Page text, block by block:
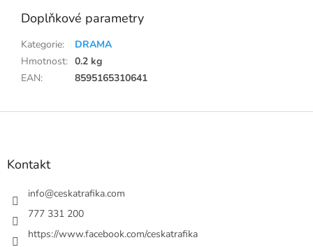
Doplňkové parametry
Kategorie:
DRAMA
Hmotnost: 0.2 kg
EAN: 8595165310641
Z
Kontakt
info@ceskatrafika.com
777 331 200
https://www.facebook.com/ceskatrafika